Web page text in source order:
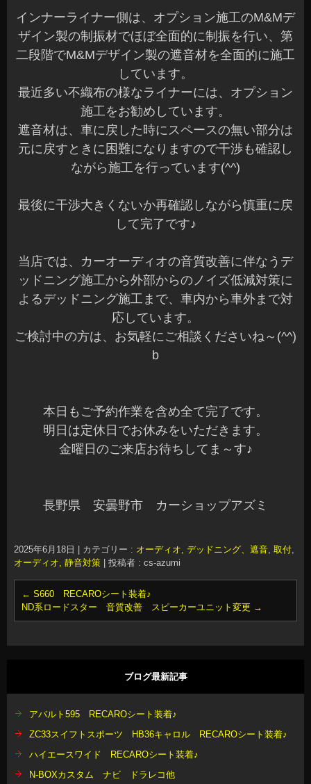
インナーライナー側は、オプション施工のM&Mデ
ザイン製の制振材でほぼ全面的に制振を行い、第
二段階でM&Mデザイン製の遮音材を全面的に施工
しています。
最近多い不織布の様なライナーには、オプション
施工をお勧めしています。
遮音材は、車に戻した時にスペースの無い部分は
元に戻すときに困難になりますので干渉も確認し
ながら施工を行っています(^^)
最後に干渉大きくないか再確認しながら慎重に戻
して完了です♪
当店では、カーオーディオの音質改善に伴なうデ
ッドニング施工から外部からのノイズ低減対策に
よるデッドニング施工まで、車内から車外まで対
応しています。
ご検討中の方は、お気軽にご相談くださいね～(^^)
b
本日もご予約作業を含め全て完了です。
明日は定休日でお休みをいただきます。
金曜日のご来店お待ちしてま～す♪
長野県 安曇野市 カーショップアズミ
2025年6月18日 カテゴリー : オーディオ, デッドニング、遮音, 取付,
オーディオ, 静音対策
投稿者 : cs-azumi
← S660 RECAROシート装着♪
ND系ロードスター 音質改善 スピーカーユニット変更 →
ブログ最新記事
アバルト595 RECAROシート装着♪
ZC33スイフトスポーツ HB36キャロル RECAROシート装着♪
ハイエースワイド RECAROシート装着♪
N-BOXカスタム ナビ ドラレコ他